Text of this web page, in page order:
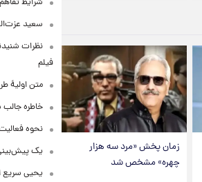
زمان پخش «مرد سه هزار
چهره» مشخص شد
سعید
نظرات
فیلم
متن اولیۀ
خاطره جالب
نحوه
یک پیش‌بینی
یحیی سریع